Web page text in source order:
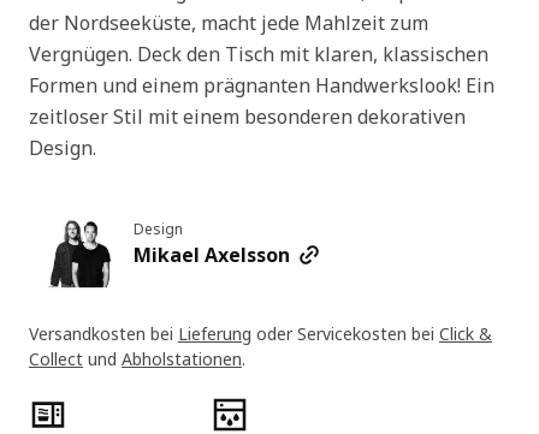
der Nordseeküste, macht jede Mahlzeit zum
Vergnügen. Deck den Tisch mit klaren, klassischen
Formen und einem prägnanten Handwerkslook! Ein
zeitloser Stil mit einem besonderen dekorativen
Design.
Design
Mikael Axelsson
Versandkosten bei Lieferung oder Servicekosten bei Click &
Collect und Abholstationen.
Produktmerkmale